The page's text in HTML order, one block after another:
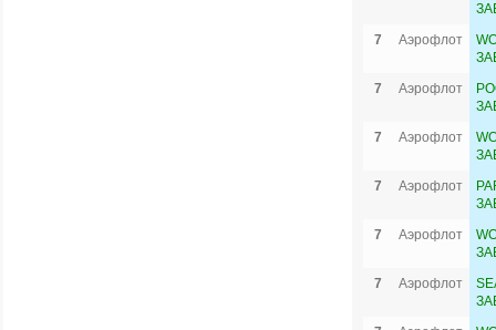
7
Аэрофлот
7
Аэрофлот
7
Аэрофлот
7
Аэрофлот
7
Аэрофлот
7
Аэрофлот